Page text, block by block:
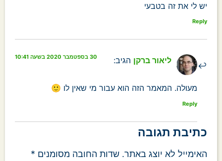
יש לי את זה בטבעי
Reply
ליאור ברקן הגיב: 30 בספטמבר 2020 בשעה 10:41
מעולה. המאמר הזה הוא עבור מי שאין לו 🙂
Reply
כתיבת תגובה
האימייל לא יוצג באתר. שדות החובה מסומנים *